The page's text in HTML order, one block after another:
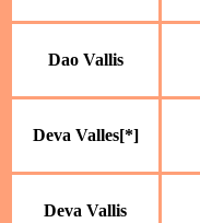
Dao Vallis
Deva Valles[*]
Deva Vallis